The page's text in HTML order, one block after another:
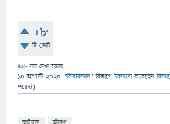
+8
টি ভোট
438 বার দেখা হয়েছে
10 অগাস্ট 2020 "জীববিজ্ঞান" বিভাগে জিজ্ঞাসাকরেছেন
পয়েন্ট)